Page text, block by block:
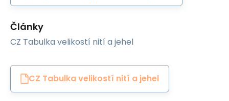
Články
CZ Tabulka velikostí nití a jehel
CZ Tabulka velikostí nití a jehel